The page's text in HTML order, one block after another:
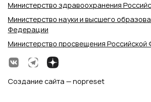
Министерство здравоохранения
Министерство науки и высшего
Федерации
Министерство просвещения
Создание сайта — nopreset